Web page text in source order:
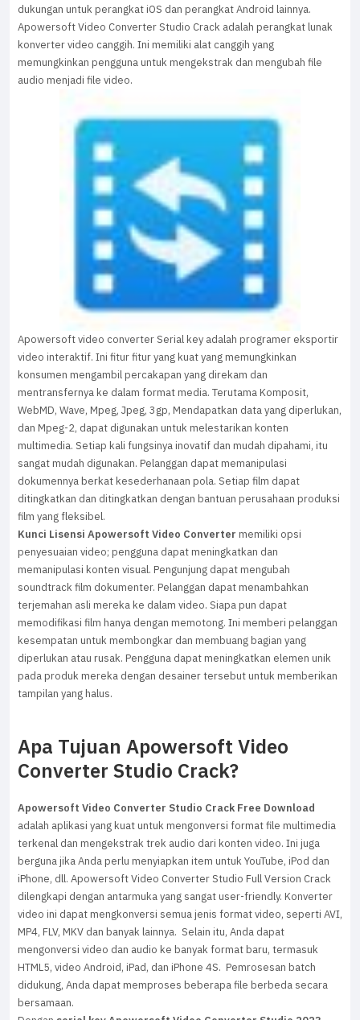
dukungan untuk perangkat iOS dan perangkat Android lainnya.
Apowersoft Video Converter Studio Crack adalah perangkat lunak
konverter video canggih. Ini memiliki alat canggih yang
memungkinkan pengguna untuk mengekstrak dan mengubah file
audio menjadi file video.
Apowersoft video converter Serial key adalah programer eksportir
video interaktif. Ini fitur fitur yang kuat yang memungkinkan
konsumen mengambil percakapan yang direkam dan
mentransfernya ke dalam format media. Terutama Komposit,
WebMD, Wave, Mpeg, Jpeg, 3gp, Mendapatkan data yang diperlukan,
dan Mpeg-2, dapat digunakan untuk melestarikan konten
multimedia. Setiap kali fungsinya inovatif dan mudah dipahami, itu
sangat mudah digunakan. Pelanggan dapat memanipulasi
dokumennya berkat kesederhanaan pola. Setiap film dapat
ditingkatkan dan ditingkatkan dengan bantuan perusahaan produksi
film yang fleksibel.
Kunci Lisensi Apowersoft Video Converter memiliki opsi
penyesuaian video; pengguna dapat meningkatkan dan
memanipulasi konten visual. Pengunjung dapat mengubah
soundtrack film dokumenter. Pelanggan dapat menambahkan
terjemahan asli mereka ke dalam video. Siapa pun dapat
memodifikasi film hanya dengan memotong. Ini memberi pelanggan
kesempatan untuk membongkar dan membuang bagian yang
diperlukan atau rusak. Pengguna dapat meningkatkan elemen unik
pada produk mereka dengan desainer tersebut untuk memberikan
tampilan yang halus.
Apa Tujuan Apowersoft Video
Converter Studio Crack?
Apowersoft Video Converter Studio Crack Free Download
adalah aplikasi yang kuat untuk mengonversi format file multimedia
terkenal dan mengekstrak trek audio dari konten video. Ini juga
berguna jika Anda perlu menyiapkan item untuk YouTube, iPod dan
iPhone, dll. Apowersoft Video Converter Studio Full Version Crack
dilengkapi dengan antarmuka yang sangat user-friendly. Konverter
video ini dapat mengkonversi semua jenis format video, seperti AVI,
MP4, FLV, MKV dan banyak lainnya. Selain itu, Anda dapat
mengonversi video dan audio ke banyak format baru, termasuk
HTML5, video Android, iPad, dan iPhone 4S. Pemrosesan batch
didukung, Anda dapat memproses beberapa file berbeda secara
bersamaan.